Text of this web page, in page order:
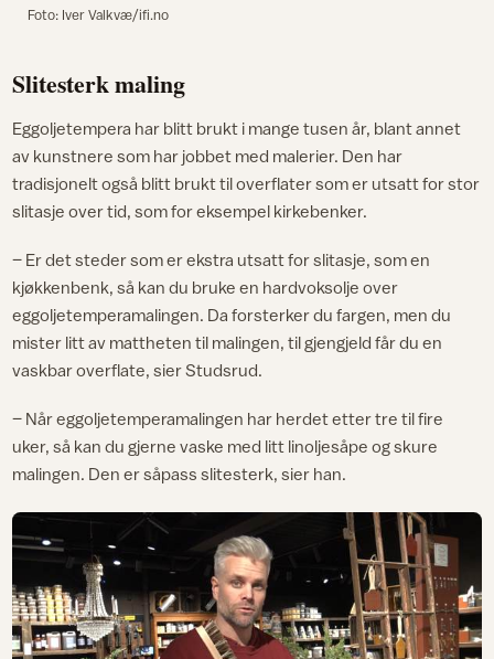
Foto: Iver Valkvæ/ifi.no
Slitesterk maling
Eggoljetempera har blitt brukt i mange tusen år, blant annet
av kunstnere som har jobbet med malerier. Den har
tradisjonelt også blitt brukt til overflater som er utsatt for stor
slitasje over tid, som for eksempel kirkebenker.
– Er det steder som er ekstra utsatt for slitasje, som en
kjøkkenbenk, så kan du bruke en hardvoksolje over
eggoljetemperamalingen. Da forsterker du fargen, men du
mister litt av mattheten til malingen, til gjengjeld får du en
vaskbar overflate, sier Studsrud.
– Når eggoljetemperamalingen har herdet etter tre til fire
uker, så kan du gjerne vaske med litt linoljesåpe og skure
malingen. Den er såpass slitesterk, sier han.